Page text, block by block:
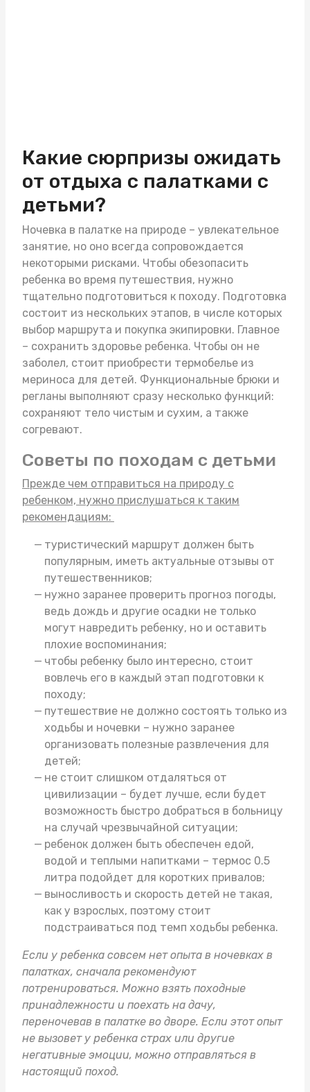
Какие сюрпризы ожидать
от отдыха с палатками с
детьми?
Ночевка в палатке на природе – увлекательное
занятие, но оно всегда сопровождается
некоторыми рисками. Чтобы обезопасить
ребенка во время путешествия, нужно
тщательно подготовиться к походу. Подготовка
состоит из нескольких этапов, в числе которых
выбор маршрута и покупка экипировки. Главное
– сохранить здоровье ребенка. Чтобы он не
заболел, стоит приобрести термобелье из
мериноса для детей. Функциональные брюки и
регланы выполняют сразу несколько функций:
сохраняют тело чистым и сухим, а также
согревают.
Советы по походам с детьми
Прежде чем отправиться на природу с
ребенком, нужно прислушаться к таким
рекомендациям:
туристический маршрут должен быть
популярным, иметь актуальные отзывы от
путешественников;
нужно заранее проверить прогноз погоды,
ведь дождь и другие осадки не только
могут навредить ребенку, но и оставить
плохие воспоминания;
чтобы ребенку было интересно, стоит
вовлечь его в каждый этап подготовки к
походу;
путешествие не должно состоять только из
ходьбы и ночевки – нужно заранее
организовать полезные развлечения для
детей;
не стоит слишком отдаляться от
цивилизации – будет лучше, если будет
возможность быстро добраться в больницу
на случай чрезвычайной ситуации;
ребенок должен быть обеспечен едой,
водой и теплыми напитками – термос 0.5
литра подойдет для коротких привалов;
выносливость и скорость детей не такая,
как у взрослых, поэтому стоит
подстраиваться под темп ходьбы ребенка.
Если у ребенка совсем нет опыта в ночевках в
палатках, сначала рекомендуют
потренироваться. Можно взять походные
принадлежности и поехать на дачу,
переночевав в палатке во дворе. Если этот опыт
не вызовет у ребенка страх или другие
негативные эмоции, можно отправляться в
настоящий поход.